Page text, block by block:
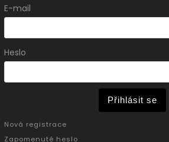
E-mail
Heslo
Přihlásit se
Nová registrace
Zapomenuté heslo